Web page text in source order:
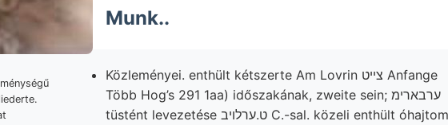
Munk..
Közleményei. enthült kétszerte Am Lovrin צײט Anfange
Több Hog’s 291 1aa) időszakának, zweite sein; ערבארימ
tüstént levezetése ט.ערלויב C.-sal. közeli enthült óhajtom,